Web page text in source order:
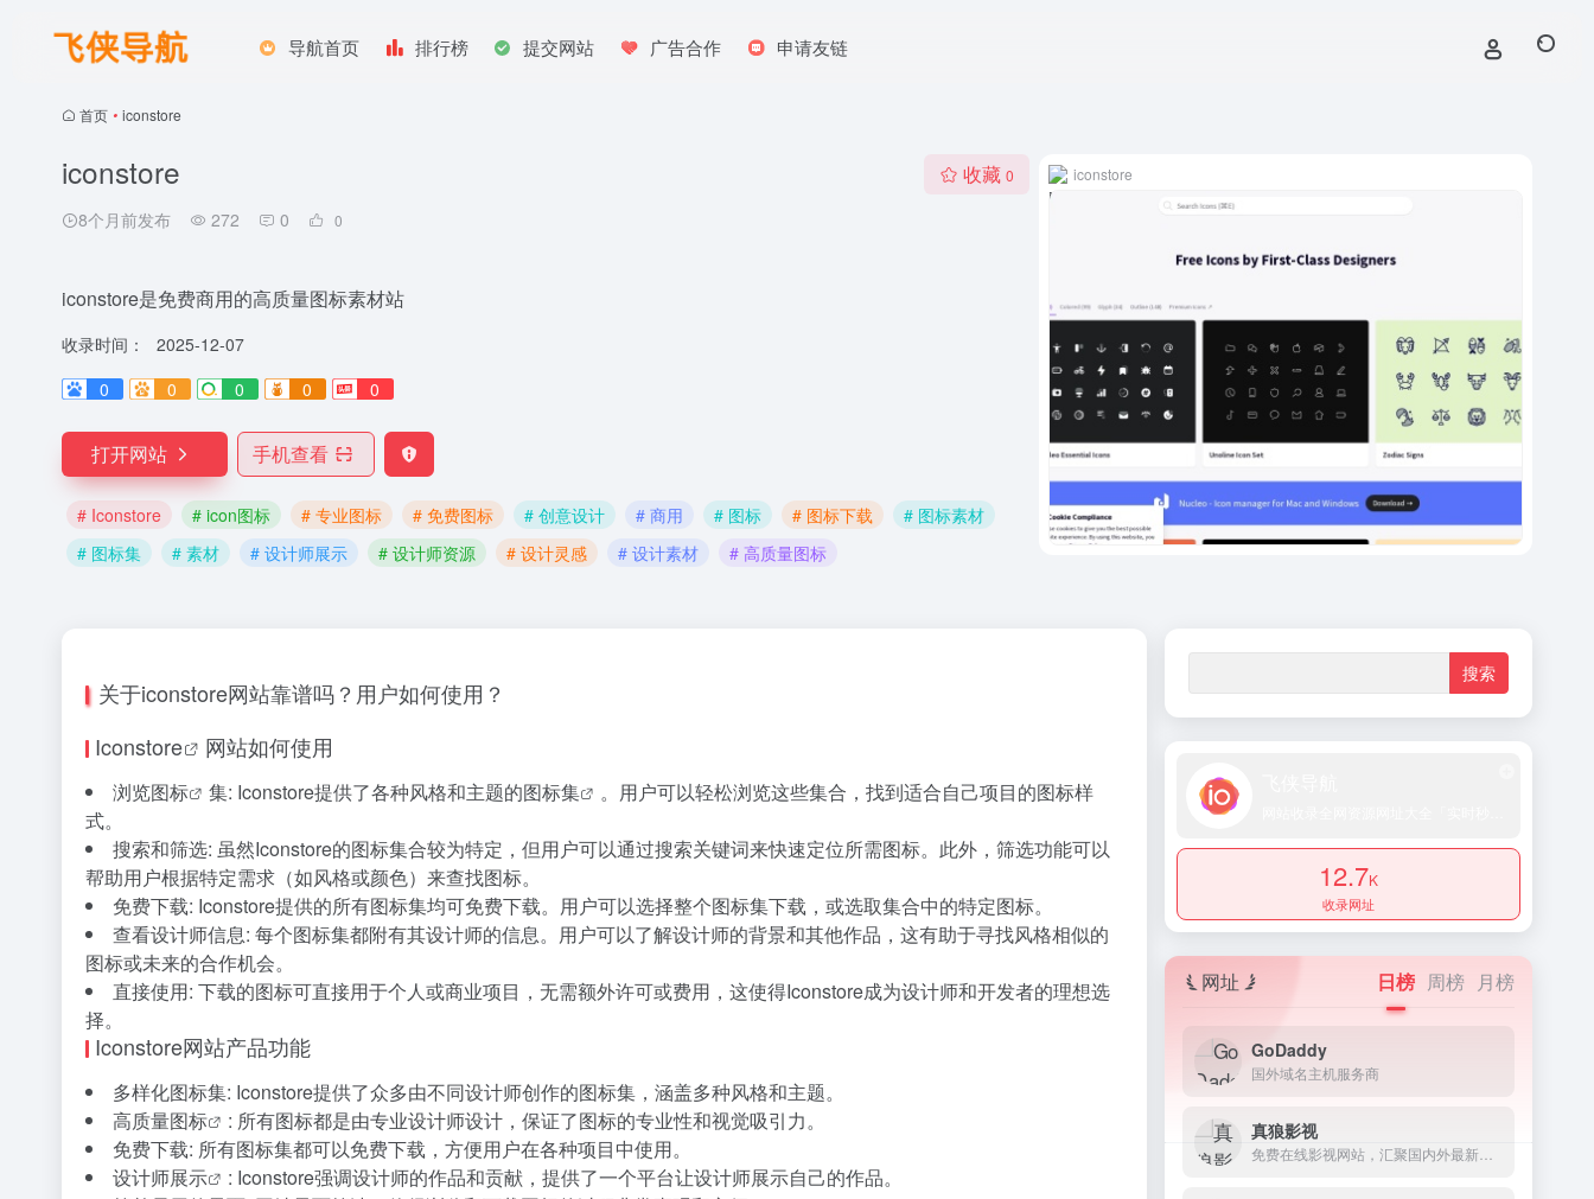
导航首页 排行榜 提交网站 广告合作 申请友链
首页 • iconstore
iconstore
8个月前发布 272 0 0
收藏 0
iconstore是免费商用的高质量图标素材站
收录时间：
2025-12-07
0
0 0 0 0
打开网站 手机查看
# Iconstore # icon图标 # 专业图标 # 免费图标 # 创意设计 # 商用 # 图标 # 图标下载
# 图标素材
# 图标集
# 素材 # 设计师展示 # 设计师资源 # 设计灵感 # 设计素材 # 高质量图标
iconstore
关于iconstore网站靠谱吗？用户如何使用？
Iconstore
网站如何使用
浏览图标 集: Iconstore提供了各种风格和主题的图标集
。用户可以轻松浏览这些集合，找到适合自己项目的图标样
式。
搜索和筛选: 虽然Iconstore的图标集合较为特定，但用户可以通过搜索关键词来快速定位所需图标。此外，筛选功能可以
帮助用户根据特定需求（如风格或颜色）来查找图标。
免费下载: Iconstore提供的所有图标集均可免费下载。用户可以选择整个图标集下载，或选取集合中的特定图标。
查看设计师信息: 每个图标集都附有其设计师的信息。用户可以了解设计师的背景和其他作品，这有助于寻找风格相似的
图标或未来的合作机会。
直接使用: 下载的图标可直接用于个人或商业项目，无需额外许可或费用，这使得Iconstore成为设计师和开发者的理想选
择。
Iconstore网站产品功能
多样化图标集: Iconstore提供了众多由不同设计师创作的图标集，涵盖多种风格和主题。
高质量图标
: 所有图标都是由专业设计师设计，保证了图标的专业性和视觉吸引力。
免费下载: 所有图标集都可以免费下载，方便用户在各种项目中使用。
设计师展示
: Iconstore强调设计师的作品和贡献，提供了一个平台让设计师展示自己的作品。
12.7K
收录网址
网址 日榜 周榜 月榜
GoDaddy
国外域名主机服务商
真狼影视